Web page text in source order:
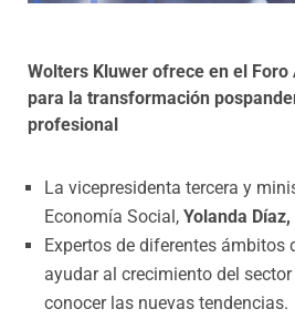
Wolters Kluwer ofrece en el
para la transformación
profesional
La vicepresidenta tercera y
Economía Social, Yolanda Díaz,
Expertos de diferentes ámbitos
ayudar al crecimiento del
conocer las nuevas tendencias.